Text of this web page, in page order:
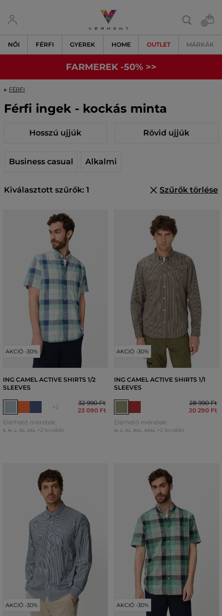
NŐI FÉRFI GYEREK HOME OUTLET MÁRKÁK
FARMEREK -50% >>
FÉRFI
Férfi ingek - kockás minta
Hosszú ujjúk Rövid ujjúk
Business casual Alkalmi
Kiválasztott szűrők: 1 Szűrők törlése
AKCIÓ -30%
ING CAMEL ACTIVE SHIRTS 1/2
SLEEVES
+2
32 990 Ft
23 090 Ft
Elérhető méretek:
S, M L XL XXL +2 további
AKCIÓ -30%
ING CAMEL ACTIVE SHIRTS 1/1
SLEEVES
28 990 Ft
20 290 Ft
Elérhető méretek:
M L XL XXL XXXL +2 további
AKCIÓ -30% AKCIÓ -30%